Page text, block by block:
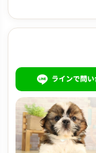
ラインで問